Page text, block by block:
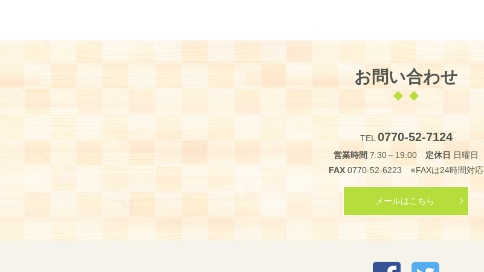
お問い合わせ
TEL 0770-52-7124
営業時間 7:30～19:00 定休日 日曜日
FAX 0770-52-6223 ※FAXは24時間対応
メールはこちら